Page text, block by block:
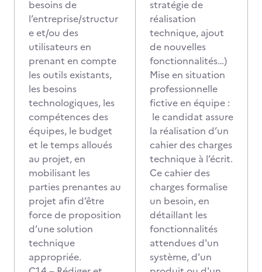
besoins de
l’entreprise/structur
e et/ou des
utilisateurs en
prenant en compte
les outils existants,
les besoins
technologiques, les
compétences des
équipes, le budget
et le temps alloués
au projet, en
mobilisant les
parties prenantes au
projet afin d’être
force de proposition
d’une solution
technique
appropriée.
stratégie de
réalisation
technique, ajout
de nouvelles
fonctionnalités…)
Mise en situation
professionnelle
fictive en équipe :
le candidat assure
la réalisation d’un
cahier des charges
technique à l’écrit.
Ce cahier des
charges formalise
un besoin, en
détaillant les
fonctionnalités
attendues d'un
système, d'un